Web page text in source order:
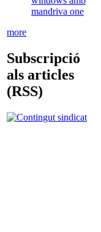
mandriva one
more
Subscripció
als articles
(RSS)